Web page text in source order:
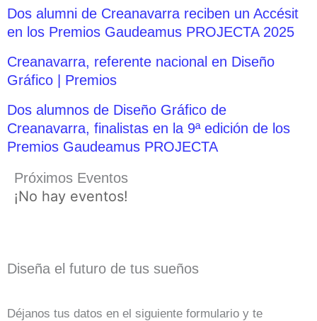
Dos alumni de Creanavarra reciben un Accésit
en los Premios Gaudeamus PROJECTA 2025
Creanavarra, referente nacional en Diseño
Gráfico | Premios
Dos alumnos de Diseño Gráfico de
Creanavarra, finalistas en la 9ª edición de los
Premios Gaudeamus PROJECTA
Próximos Eventos
¡No hay eventos!
Diseña el futuro de tus sueños
Déjanos tus datos en el siguiente formulario y te